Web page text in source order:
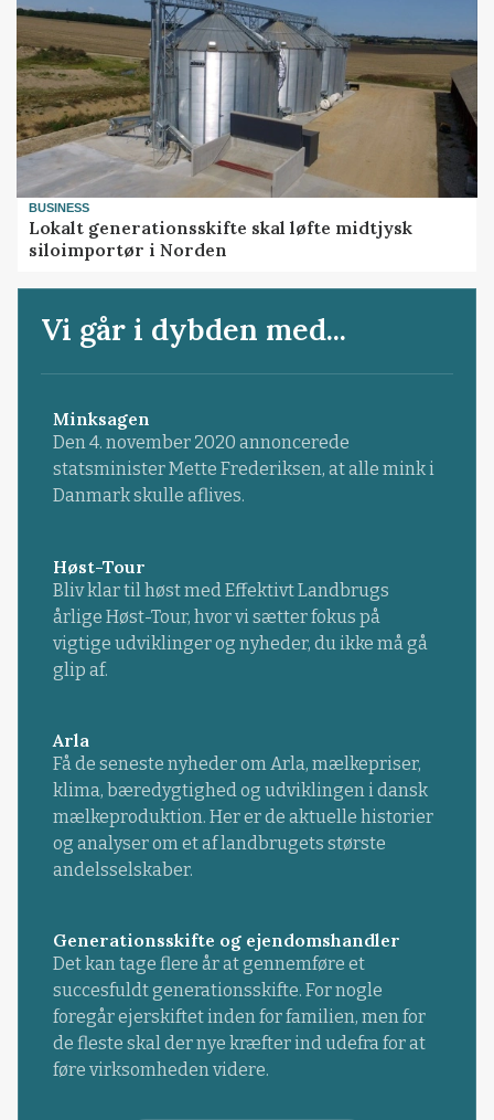
BUSINESS
Lokalt generationsskifte skal løfte midtjysk
siloimportør i Norden
Vi går i dybden med...
Minksagen
Den 4. november 2020 annoncerede
statsminister Mette Frederiksen, at alle mink i
Danmark skulle aflives.
Høst-Tour
Bliv klar til høst med Effektivt Landbrugs
årlige Høst-Tour, hvor vi sætter fokus på
vigtige udviklinger og nyheder, du ikke må gå
glip af.
Arla
Få de seneste nyheder om Arla, mælkepriser,
klima, bæredygtighed og udviklingen i dansk
mælkeproduktion. Her er de aktuelle historier
og analyser om et af landbrugets største
andelsselskaber.
Generationsskifte og ejendomshandler
Det kan tage flere år at gennemføre et
succesfuldt generationsskifte. For nogle
foregår ejerskiftet inden for familien, men for
de fleste skal der nye kræfter ind udefra for at
føre virksomheden videre.